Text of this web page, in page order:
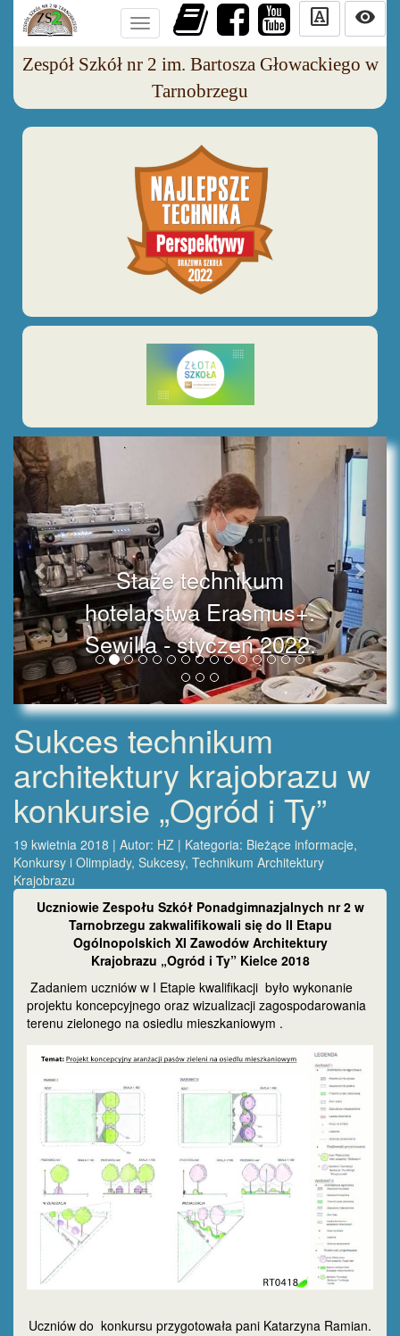
visibility
slab_serif
Toggle
navigation
Zespół Szkół nr 2 im. Bartosza Głowackiego w
Tarnobrzegu
Staże technikum
hotelarstwa Erasmus+.
Sewilla - styczeń 2022.
Sukces technikum
architektury krajobrazu w
konkursie „Ogród i Ty”
19 kwietnia 2018 | Autor: HZ | Kategoria: Bieżące informacje,
Konkursy i Olimpiady, Sukcesy, Technikum Architektury
Krajobrazu
Uczniowie Zespołu Szkół Ponadgimnazjalnych nr 2 w
Tarnobrzegu zakwalifikowali się do II Etapu
Ogólnopolskich XI Zawodów Architektury
Krajobrazu „Ogród i Ty” Kielce 2018
Zadaniem uczniów w I Etapie kwalifikacji było wykonanie
projektu koncepcyjnego oraz wizualizacji zagospodarowania
terenu zielonego na osiedlu mieszkaniowym .
Uczniów do konkursu przygotowała pani Katarzyna Ramian.